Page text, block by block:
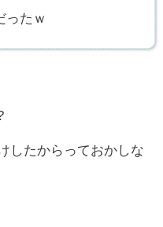
ったｗ
したからっておかしな